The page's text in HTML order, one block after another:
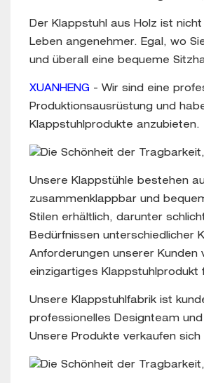
Der Klappstuhl aus Holz ist
Leben angenehmer. Egal, wo
und überall eine bequeme
XUANHENG - Wir sind eine
Produktionsausrüstung und
Klappstuhlprodukte anzubieten.
Unsere Klappstühle bestehen
zusammenklappbar und
Stilen erhältlich, darunter
Bedürfnissen unterschiedlicher
Anforderungen unserer Kunden
einzigartiges Klappstuhlprodukt
Unsere Klappstuhlfabrik ist
professionelles Designteam
Unsere Produkte verkaufen